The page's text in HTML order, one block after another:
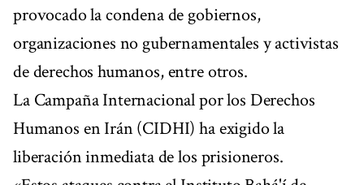
provocado la condena de gobiernos,
organizaciones no gubernamentales y activistas
de derechos humanos, entre otros.
La Campaña Internacional por los Derechos
Humanos en Irán (CIDHI) ha exigido la
liberación inmediata de los prisioneros.